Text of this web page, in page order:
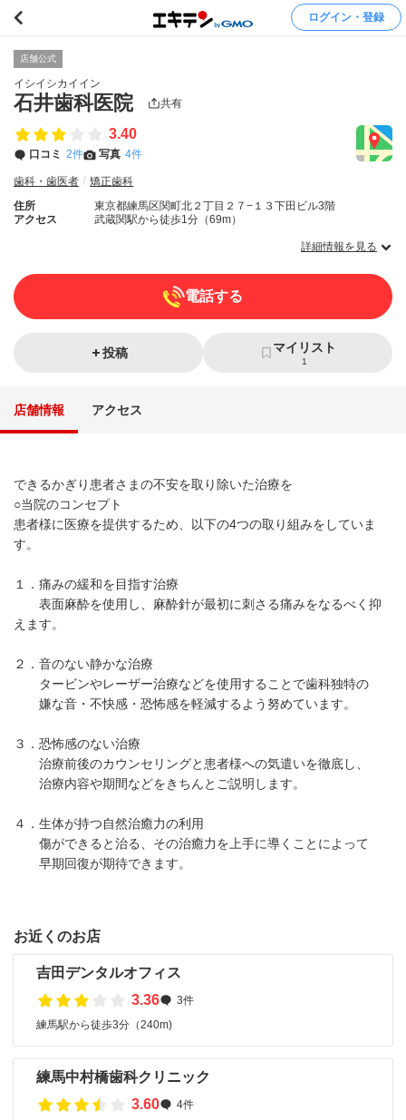
ログイン・登録
店舗公式
イシイシカイイン
石井歯科医院 共有
3.40
口コミ 2件 写真 4件
歯科・歯医者
矯正歯科
住所
東京都練馬区関町北２丁目２７−１３下田ビル3階
アクセス
武蔵関駅から徒歩1分（69m）
詳細情報を見る
電話する
投稿 マイリスト
1
店舗情報 アクセス
できるかぎり患者さまの不安を取り除いた治療を
○当院のコンセプト
患者様に医療を提供するため、以下の4つの取り組みをしていま
す。
１．痛みの緩和を目指す治療
表面麻酔を使用し、麻酔針が最初に刺さる痛みをなるべく抑
えます。
２．音のない静かな治療
タービンやレーザー治療などを使用することで歯科独特の
嫌な音・不快感・恐怖感を軽減するよう努めています。
３．恐怖感のない治療
治療前後のカウンセリングと患者様への気遣いを徹底し、
治療内容や期間などをきちんとご説明します。
４．生体が持つ自然治癒力の利用
傷ができると治る、その治癒力を上手に導くことによって
早期回復が期待できます。
お近くのお店
吉田デンタルオフィス
3.36
3件
練馬駅から徒歩3分（240m)
練馬中村橋歯科クリニック
3.60
4件